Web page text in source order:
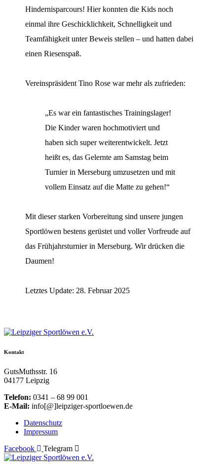
Hindernisparcours! Hier konnten die Kids noch
einmal ihre Geschicklichkeit, Schnelligkeit und
Teamfähigkeit unter Beweis stellen – und hatten dabei
einen Riesenspaß.
Vereinspräsident Tino Rose war mehr als zufrieden:
„Es war ein fantastisches Trainingslager!
Die Kinder waren hochmotiviert und
haben sich super weiterentwickelt. Jetzt
heißt es, das Gelernte am Samstag beim
Turnier in Merseburg umzusetzen und mit
vollem Einsatz auf die Matte zu gehen!“
Mit dieser starken Vorbereitung sind unsere jungen
Sportlöwen bestens gerüstet und voller Vorfreude auf
das Frühjahrsturnier in Merseburg. Wir drücken die
Daumen!
Letztes Update: 28. Februar 2025
Kontakt
GutsMuthsstr. 16
04177 Leipzig
Telefon: 0341 – 68 99 001
E-Mail: info[@]leipziger-sportloewen.de
Datenschutz
Impressum
Facebook
Telegram